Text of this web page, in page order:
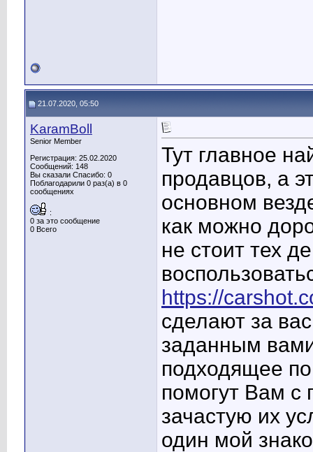
21.07.2020, 05:50
KaramBoll
Senior Member
Регистрация: 25.02.2020
Сообщений: 148
Вы сказали Спасибо: 0
Поблагодарили 0 раз(а) в 0
сообщениях
:
0 за это сообщение
0 Всего
Тут главное
продавцов, а
основном
как можно
не стоит тех
https://
сделают за
заданным
подходящее
помогут Вам
зачастую их
один мой